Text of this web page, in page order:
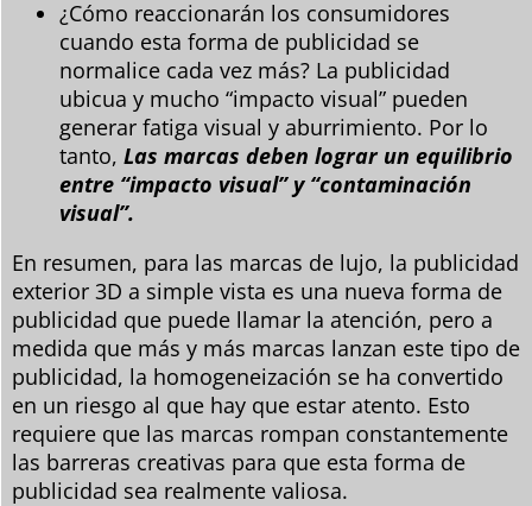
¿Cómo reaccionarán los consumidores
cuando esta forma de publicidad se
normalice cada vez más? La publicidad
ubicua y mucho “impacto visual” pueden
generar fatiga visual y aburrimiento. Por lo
tanto, Las marcas deben lograr un equilibrio
entre “impacto visual” y “contaminación
visual”.
En resumen, para las marcas de lujo, la publicidad
exterior 3D a simple vista es una nueva forma de
publicidad que puede llamar la atención, pero a
medida que más y más marcas lanzan este tipo de
publicidad, la homogeneización se ha convertido
en un riesgo al que hay que estar atento. Esto
requiere que las marcas rompan constantemente
las barreras creativas para que esta forma de
publicidad sea realmente valiosa.